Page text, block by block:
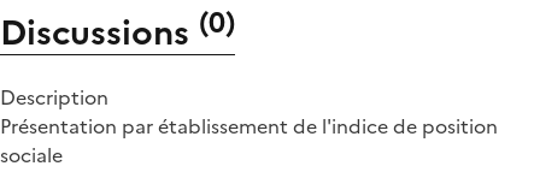
Discussions (0)
Description
Présentation par établissement de l'indice de position
sociale